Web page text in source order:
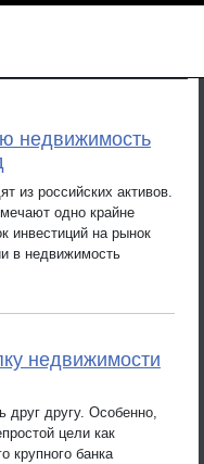
недвижимость
из российских активов.
одно крайне
инвестиций на рынок
в недвижимость
недвижимости
друг другу. Особенно,
цели как
крупного банка